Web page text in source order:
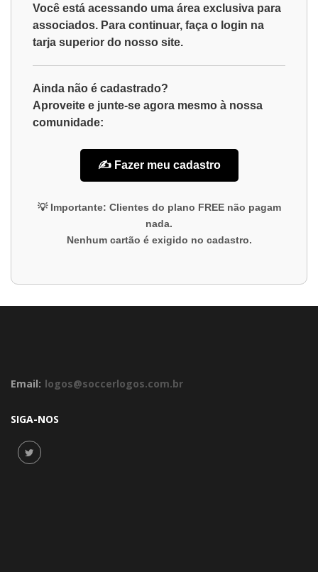
Você está acessando uma área exclusiva para
associados. Para continuar, faça o login na
tarja superior do nosso site.
Ainda não é cadastrado?
Aproveite e junte-se agora mesmo à nossa
comunidade:
✍️ Fazer meu cadastro
💡 Importante: Clientes do plano FREEnão pagam
nada.
Nenhum cartão é exigido no cadastro.
Email: logos@soccerlogos.com.br
SIGA-NOS